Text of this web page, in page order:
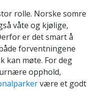
rolle. Norske somre
våte og kjølige,
er det smart å
forventningene
kan møte. For deg
opphold,
være et godt